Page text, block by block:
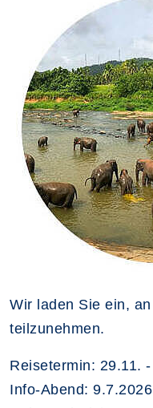
Wir laden Sie ein,
teilzunehmen.
Reisetermin: 29.11.
Info-Abend: